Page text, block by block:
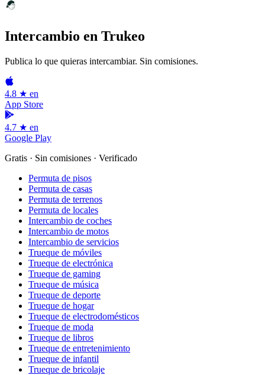
Intercambio en Trukeo
Publica lo que quieras intercambiar. Sin comisiones.
4.8 ★ en
App Store
4.7 ★ en
Google Play
Gratis · Sin comisiones · Verificado
Permuta de pisos
Permuta de casas
Permuta de terrenos
Permuta de locales
Intercambio de coches
Intercambio de motos
Intercambio de servicios
Trueque de móviles
Trueque de electrónica
Trueque de gaming
Trueque de música
Trueque de deporte
Trueque de hogar
Trueque de electrodomésticos
Trueque de moda
Trueque de libros
Trueque de entretenimiento
Trueque de infantil
Trueque de bricolaje